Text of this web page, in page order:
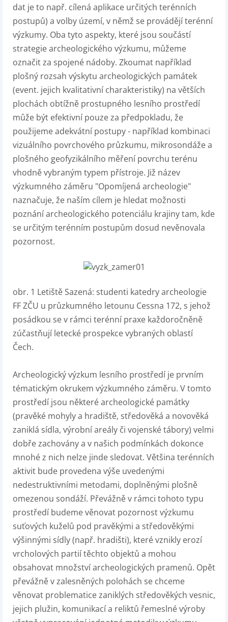
dat je to např. cílená aplikace určitých terénních
postupů) a volby území, v němž se provádějí terénní
výzkumy. Oba tyto aspekty, které jsou součástí
strategie archeologického výzkumu, můžeme
označit za spojené nádoby. Zkoumat například
plošný rozsah výskytu archeologických památek
(event. jejich kvalitativní charakteristiky) na větších
plochách obtížně prostupného lesního prostředí
může být efektivní pouze za předpokladu, že
použijeme adekvátní postupy - například kombinaci
vizuálního povrchového průzkumu, mikrosondáže a
plošného geofyzikálního měření povrchu terénu
vhodně vybraným typem přístroje. Již název
výzkumného záměru "Opomíjená archeologie"
naznačuje, že naším cílem je hledat možnosti
poznání archeologického potenciálu krajiny tam, kde
se určitým terénním postupům dosud nevěnovala
pozornost.
obr. 1 Letiště Sazená: studenti katedry archeologie
FF ZČU u průzkumného letounu Cessna 172, s jehož
posádkou se v rámci terénní praxe každoročněně
zúčastňují letecké prospekce vybraných oblastí
Čech.
Archeologický výzkum lesního prostředí je prvním
tématickým okrukem výzkumného záměru. V tomto
prostředí jsou některé archeologické památky
(pravěké mohyly a hradiště, středověká a novověká
zaniklá sídla, výrobní areály či vojenské tábory) velmi
dobře zachovány a v našich podmínkách dokonce
mnohé z nich nelze jinde sledovat. Většina terénních
aktivit bude provedena výše uvedenými
nedestruktivními metodami, doplněnými plošně
omezenou sondáží. Převážně v rámci tohoto typu
prostředí budeme věnovat pozornost výzkumu
suťových kuželů pod pravěkými a středověkými
výšinnými sídly (např. hradišti), které vznikly erozí
vrcholových partií těchto objektů a mohou
obsahovat množství archeologických pramenů. Opět
převážně v zalesněných polohách se chceme
věnovat problematice zaniklých středověkých vesnic,
jejich plužin, komunikací a reliktů řemeslné výroby